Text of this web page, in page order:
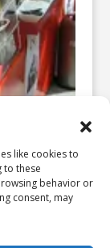
like cookies to
to these
behavior or
consent, may